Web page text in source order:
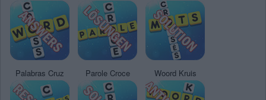
Palabras Cruz Parole Croce Woord Kruis